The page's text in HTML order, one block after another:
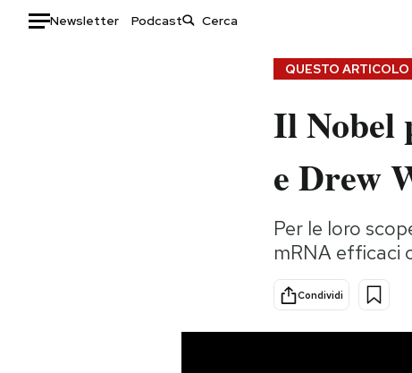
Newsletter Podcast
Storie/Idee
Ok Boomer!
Altrecose
QUESTO ARTICOLO
Il Nobel
e Drew
Per le loro
mRNA efficaci
Condividi